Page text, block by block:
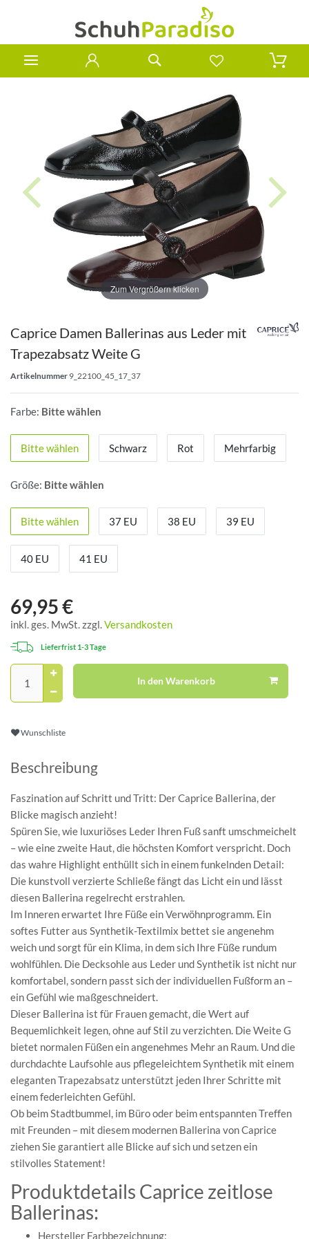
Zum Vergrößern klicken
Caprice Damen Ballerinas aus Leder mit
Trapezabsatz Weite G
Artikelnummer 9_22100_45_17_37
Farbe: Bitte wählen
Bitte wählen Schwarz Rot Mehrfarbig
Größe: Bitte wählen
Bitte wählen 37 EU 38 EU 39 EU
40 EU 41 EU
69,95 €
inkl. ges. MwSt. zzgl.Versandkosten
Lieferfrist 1-3 Tage
In den Warenkorb
Wunschliste
Beschreibung
Faszination auf Schritt und Tritt: Der Caprice Ballerina, der
Blicke magisch anzieht!
Spüren Sie, wie luxuriöses Leder Ihren Fuß sanft umschmeichelt
– wie eine zweite Haut, die höchsten Komfort verspricht. Doch
das wahre Highlight enthüllt sich in einem funkelnden Detail:
Die kunstvoll verzierte Schließe fängt das Licht ein und lässt
diesen Ballerina regelrecht erstrahlen.
Im Inneren erwartet Ihre Füße ein Verwöhnprogramm. Ein
softes Futter aus Synthetik-Textilmix bettet sie angenehm
weich und sorgt für ein Klima, in dem sich Ihre Füße rundum
wohlfühlen. Die Decksohle aus Leder und Synthetik ist nicht nur
komfortabel, sondern passt sich der individuellen Fußform an –
ein Gefühl wie maßgeschneidert.
Dieser Ballerina ist für Frauen gemacht, die Wert auf
Bequemlichkeit legen, ohne auf Stil zu verzichten. Die Weite G
bietet normalen Füßen ein angenehmes Mehr an Raum. Und die
durchdachte Laufsohle aus pflegeleichtem Synthetik mit einem
eleganten Trapezabsatz unterstützt jeden Ihrer Schritte mit
einem federleichten Gefühl.
Ob beim Stadtbummel, im Büro oder beim entspannten Treffen
mit Freunden – mit diesem modernen Ballerina von Caprice
ziehen Sie garantiert alle Blicke auf sich und setzen ein
stilvolles Statement!
Produktdetails Caprice zeitlose
Ballerinas:
Hersteller Farbbezeichnung: